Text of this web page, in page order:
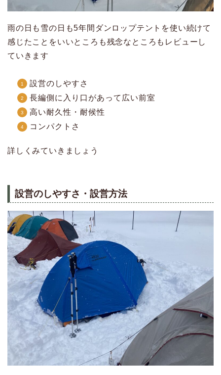
雨の日も雪の日も5年間ダンロップテントを使い続けて
感じたことをいいところも残念なところもレビューし
ていきます
設営のしやすさ
長編側に入り口があって広い前室
高い耐久性・耐候性
コンパクトさ
詳しくみていきましょう
設営のしやすさ・設営方法